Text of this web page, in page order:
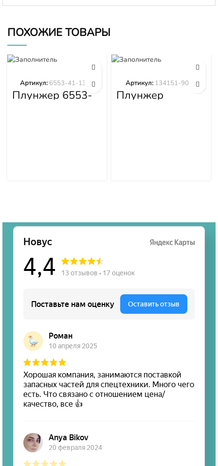
ПОХОЖИЕ ТОВАРЫ
Плунжер 6553-
41-1300
Артикул: 6553-41-1300
Плунжер
134151-9020
Артикул: 134151-9020